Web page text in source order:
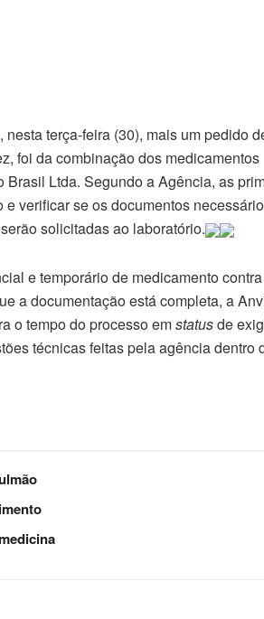
terça-feira (30), mais um pedido
foi da combinação dos medicamentos
Ltda. Segundo a Agência, as
verificar se os documentos
solicitadas ao laboratório.
e temporário de medicamento
a documentação está completa, a
o tempo do processo emstatusde
técnicas feitas pela agência dentro